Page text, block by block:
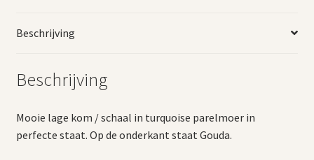
Beschrijving
Beschrijving
Mooie lage kom / schaal in turquoise parelmoer in
perfecte staat. Op de onderkant staat Gouda.